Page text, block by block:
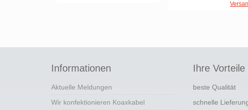
Informationen
Aktuelle Meldungen
Wir konfektionieren Koaxkabel
Ihre Vorteile
beste Qualität
schnelle